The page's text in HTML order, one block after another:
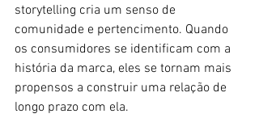
storytelling cria um senso de
comunidade e pertencimento. Quando
os consumidores se identificam com a
história da marca, eles se tornam mais
propensos a construir uma relação de
longo prazo com ela.